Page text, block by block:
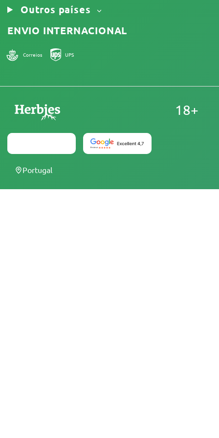
Outros países
ENVIO INTERNACIONAL
Correios UPS
Na Herbies Head Shop, são vendidas sementes de
18+
Portugal